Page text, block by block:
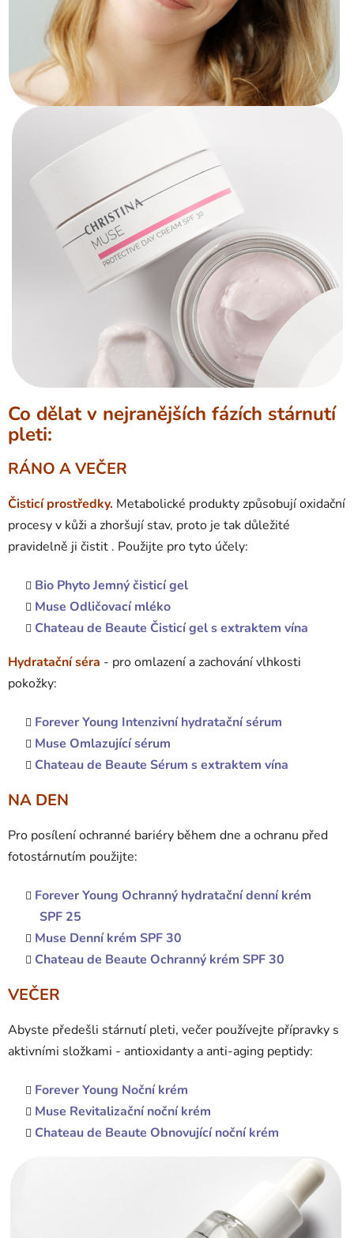
Co dělat v nejranějších fázích stárnutí
pleti:
RÁNO A VEČER
Čisticí prostředky. Metabolické produkty způsobují oxidační
procesy v kůži a zhoršují stav, proto je tak důležité
pravidelně ji čistit . Použijte pro tyto účely:
Bio Phyto Jemný čisticí gel
Muse Odličovací mléko
Chateau de Beaute Čisticí gel s extraktem vína
Hydratační séra - pro omlazení a zachování vlhkosti
pokožky:
Forever Young Intenzivní hydratační sérum
Muse Omlazující sérum
Chateau de Beaute Sérum s extraktem vína
NA DEN
Pro posílení ochranné bariéry během dne a ochranu před
fotostárnutím použijte:
Forever Young Ochranný hydratační denní krém
SPF 25
Muse Denní krém SPF 30
Chateau de Beaute Ochranný krém SPF 30
VEČER
Abyste předešli stárnutí pleti, večer používejte přípravky s
aktivními složkami - antioxidanty a anti-aging peptidy:
Forever Young Noční krém
Muse Revitalizační noční krém
Chateau de Beaute Obnovující noční krém